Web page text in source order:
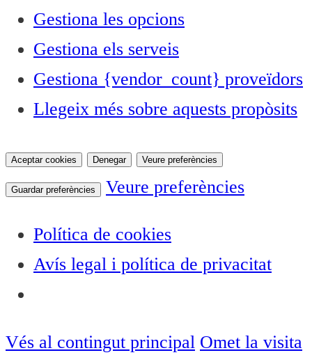
Gestiona les opcions
Gestiona els serveis
Gestiona {vendor_count} proveïdors
Llegeix més sobre aquests propòsits
Aceptar cookies Denegar Veure preferències
Guardar preferències Veure preferències
Política de cookies
Avís legal i política de privacitat
Vés al contingut principal Omet la visita
ACTUALITAT